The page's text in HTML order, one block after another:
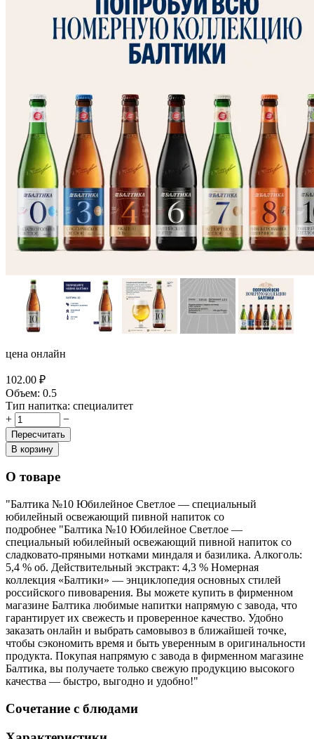
цена онлайн
102.00 ₽
Объем: 0.5
Тип напитка: специалитет
+
−
Пересчитать
В корзину
О товаре
"Балтика №10 Юбилейное Светлое — специальный
юбилейный освежающий пивной напиток со
подробнее "Балтика №10 Юбилейное Светлое —
специальный юбилейный освежающий пивной напиток со
сладковато-пряными нотками миндаля и базилика. Алкоголь:
5,4 % об. Действительный экстракт: 4,3 % Номерная
коллекция «Балтики» — энциклопедия основных стилей
российского пивоварения. Вы можете купить в фирменном
магазине Балтика любимые напитки напрямую с завода, что
гарантирует их свежесть и проверенное качество. Удобно
заказать онлайн и выбрать самовывоз в ближайшей точке,
чтобы сэкономить время и быть уверенным в оригинальности
продукта. Покупая напрямую с завода в фирменном магазине
Балтика, вы получаете только свежую продукцию высокого
качества — быстро, выгодно и удобно!"
Сочетание с блюдами